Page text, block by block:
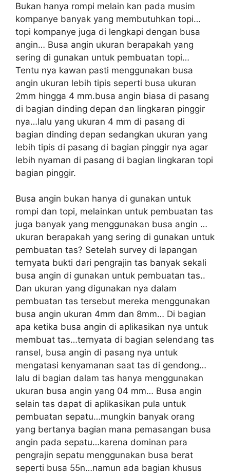
Bukan hanya rompi melain kan pada musim
kompanye banyak yang membutuhkan topi…
topi kompanye juga di lengkapi dengan busa
angin… Busa angin ukuran berapakah yang
sering di gunakan untuk pembuatan topi…
Tentu nya kawan pasti menggunakan busa
angin ukuran lebih tipis seperti busa ukuran
2mm hingga 4 mm.busa angin biasa di pasang
di bagian dinding depan dan lingkaran pinggir
nya…lalu yang ukuran 4 mm di pasang di
bagian dinding depan sedangkan ukuran yang
lebih tipis di pasang di bagian pinggir nya agar
lebih nyaman di pasang di bagian lingkaran topi
bagian pinggir.
Busa angin bukan hanya di gunakan untuk
rompi dan topi, melainkan untuk pembuatan tas
juga banyak yang menggunakan busa angin …
ukuran berapakah yang sering di gunakan untuk
pembuatan tas? Setelah survey di lapangan
ternyata bukti dari pengrajin tas banyak sekali
busa angin di gunakan untuk pembuatan tas..
Dan ukuran yang digunakan nya dalam
pembuatan tas tersebut mereka menggunakan
busa angin ukuran 4mm dan 8mm… Di bagian
apa ketika busa angin di aplikasikan nya untuk
membuat tas…ternyata di bagian selendang tas
ransel, busa angin di pasang nya untuk
mengatasi kenyamanan saat tas di gendong…
lalu di bagian dalam tas hanya menggunakan
ukuran busa angin yang 04 mm… Busa angin
selain tas dapat di aplikasikan pula untuk
pembuatan sepatu…mungkin banyak orang
yang bertanya bagian mana pemasangan busa
angin pada sepatu…karena dominan para
pengrajin sepatu menggunakan busa berat
seperti busa 55n…namun ada bagian khusus